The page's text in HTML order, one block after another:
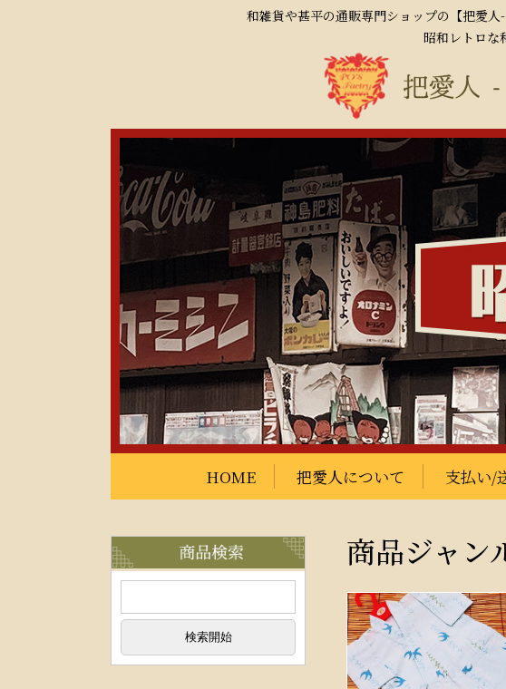
和雑貨や甚平の通販専門ショップの【把愛
昭和レトロな
HOME 把愛人について 支払い/
商品ジャン